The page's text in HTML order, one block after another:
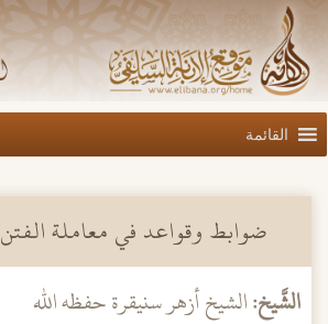
القائمة
ضوابط وقواعد في معاملة الفتن
الشَّيخ:الشيخ أزهر سنيقرة حفظه الله